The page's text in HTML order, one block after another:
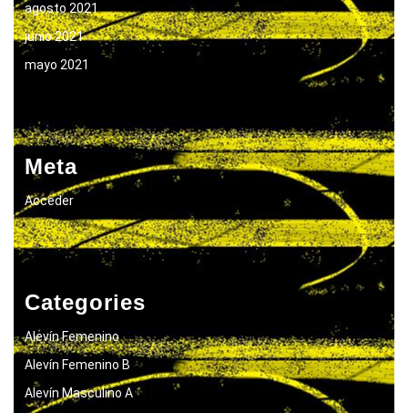
agosto 2021
junio 2021
mayo 2021
Meta
Acceder
Categories
Alevín Femenino
Alevín Femenino B
Alevín Masculino A